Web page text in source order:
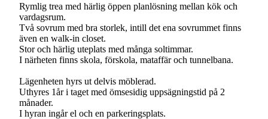
Rymlig trea med härlig öppen planlösning mellan kök och
vardagsrum.
Två sovrum med bra storlek, intill det ena sovrummet finns
även en walk-in closet.
Stor och härlig uteplats med många soltimmar.
I närheten finns skola, förskola, mataffär och tunnelbana.
Lägenheten hyrs ut delvis möblerad.
Uthyres 1år i taget med ömsesidig uppsägningstid på 2
månader.
I hyran ingår el och en parkeringsplats.